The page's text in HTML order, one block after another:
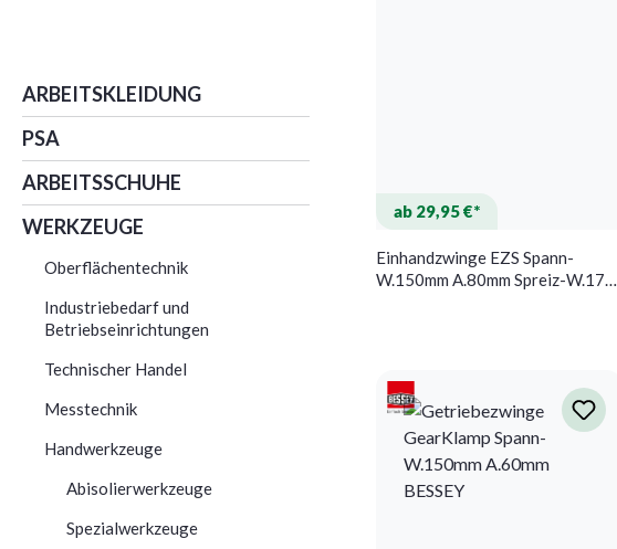
ARBEITSKLEIDUNG
PSA
ARBEITSSCHUHE
WERKZEUGE
Oberflächentechnik
Industriebedarf und
Betriebseinrichtungen
Technischer Handel
Messtechnik
Handwerkzeuge
Abisolierwerkzeuge
Spezialwerkzeuge
ab 29,95 €*
Einhandzwinge EZS Spann-
W.150mm A.80mm Spreiz-W.170-